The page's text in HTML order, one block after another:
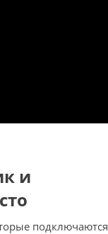
и
подключаются